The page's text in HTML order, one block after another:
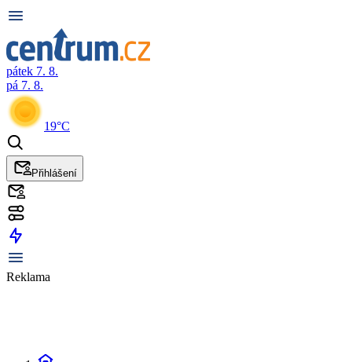
pátek 7. 8.
pá 7. 8.
19°C
Přihlášení
Reklama